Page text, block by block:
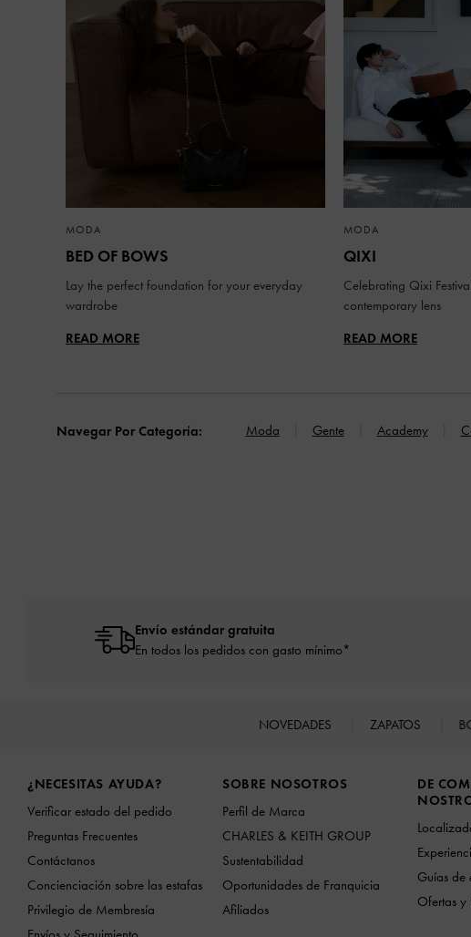
MODA
BED OF BOWS
Lay the perfect foundation for your everyday
wardrobe
READ MORE
MODA
QIXI
Celebrating Qixi
contemporary lens
READ MORE
Navegar Por Categoría: Moda Gente Academy
Envío estándar gratuita
En todos los pedidos con gasto mínimo*
NOVEDADES ZAPATOS
¿NECESITAS AYUDA?
Verificar estado del pedido
Preguntas Frecuentes
Contáctanos
Concienciación sobre las estafas
Privilegio de Membresía
SOBRE NOSOTROS
Perfil de Marca
CHARLES & KEITH GROUP
Sustentabilidad
Oportunidades de Franquicia
Afiliados
DE
Guías de
Ofertas y